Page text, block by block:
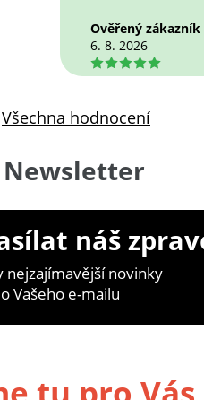
Ověřený zákazník
6. 8. 2026
5
Všechna hodnocení
Newsletter
náš
nejzajímavější novinky
Vašeho e-mailu